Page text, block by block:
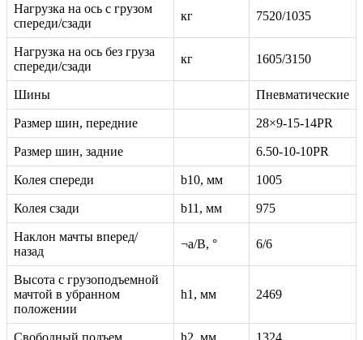
Нагрузка на ось с грузом
спереди/сзади
кг 7520/1035
Нагрузка на ось без груза
спереди/сзади
кг 1605/3150
Шины Пневматические
Размер шин, передние 28×9-15-14PR
Размер шин, задние 6.50-10-10PR
Колея спереди b10, мм 1005
Колея сзади b11, мм 975
Наклон мачты вперед/
назад
¬a/B, ° 6/6
Высота с грузоподъемной
мачтой в убранном
положении
h1, мм 2469